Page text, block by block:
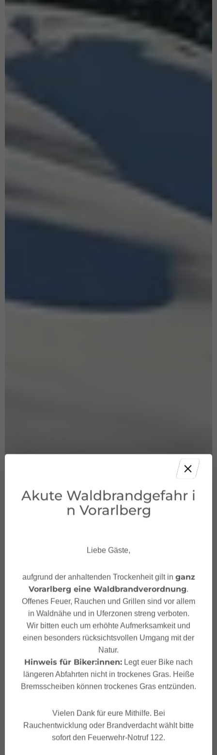
Akute Waldbrandgefahr i
n Vorarlberg
Liebe Gäste,
aufgrund der anhaltenden Trockenheit gilt in ganz
Vorarlberg eine Waldbrandverordnung.
Offenes Feuer, Rauchen und Grillen sind vor allem
in Waldnähe und in Uferzonen streng verboten.
Wir bitten euch um erhöhte Aufmerksamkeit und
einen besonders rücksichtsvollen Umgang mit der
Natur.
Hinweis für Biker:innen: Legt euer Bike nach
längeren Abfahrten nicht in trockenes Gras. Heiße
Bremsscheiben können trockenes Gras entzünden.
Vielen Dank für eure Mithilfe. Bei
Rauchentwicklung oder Brandverdacht wählt bitte
sofort den Feuerwehr-Notruf 122.